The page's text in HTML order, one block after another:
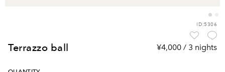
ID:5306
terrazzo ball ¥4,000 / 3 nights